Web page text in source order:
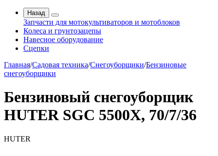
Назад
Запчасти для мотокультиваторов и мотоблоков
Колеса и грунтозацепы
Навесное оборудование
Сцепки
Главная/Садовая техника/Снегоуборщики/Бензиновые
снегоуборщики
Бензиновый снегоуборщик
HUTER SGC 5500X, 70/7/36
HUTER